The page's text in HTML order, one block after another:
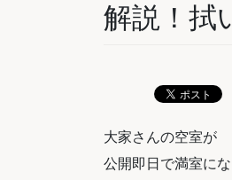
解説！拭
大家さんの空室が
公開即日で満室にな